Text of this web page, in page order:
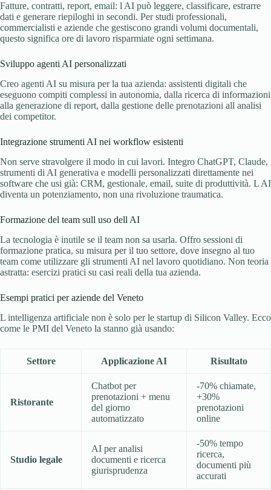
Fatture, contratti, report, email: l AI può leggere, classificare, estrarre
dati e generare riepiloghi in secondi. Per studi professionali,
commercialisti e aziende che gestiscono grandi volumi documentali,
questo significa ore di lavoro risparmiate ogni settimana.
Sviluppo agenti AI personalizzati
Creo agenti AI su misura per la tua azienda: assistenti digitali che
eseguono compiti complessi in autonomia, dalla ricerca di informazioni
alla generazione di report, dalla gestione delle prenotazioni all analisi
dei competitor.
Integrazione strumenti AI nei workflow esistenti
Non serve stravolgere il modo in cui lavori. Integro ChatGPT, Claude,
strumenti di AI generativa e modelli personalizzati direttamente nei
software che usi già: CRM, gestionale, email, suite di produttività. L AI
diventa un potenziamento, non una rivoluzione traumatica.
Formazione del team sull uso dell AI
La tecnologia è inutile se il team non sa usarla. Offro sessioni di
formazione pratica, su misura per il tuo settore, dove insegno al tuo
team come utilizzare gli strumenti AI nel lavoro quotidiano. Non teoria
astratta: esercizi pratici su casi reali della tua azienda.
Esempi pratici per aziende del Veneto
L intelligenza artificiale non è solo per le startup di Silicon Valley. Ecco
come le PMI del Veneto la stanno già usando:
Settore Applicazione AI Risultato
Ristorante
Chatbot per
prenotazioni + menu
del giorno
automatizzato
-70% chiamate,
+30%
prenotazioni
online
Studio legale
AI per analisi
documenti e ricerca
giurisprudenza
-50% tempo
ricerca,
documenti più
accurati